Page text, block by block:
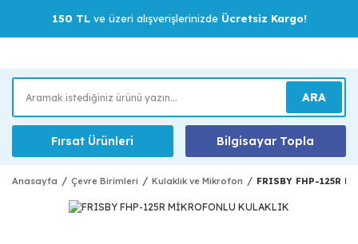
150 TLve üzeri alışverişlerinizde Ücretsiz Kargo!
ARA
Fırsat Ürünleri Bilgisayar Topla
Anasayfa Çevre Birimleri Kulaklık ve Mikrofon FRISBY FHP-125R